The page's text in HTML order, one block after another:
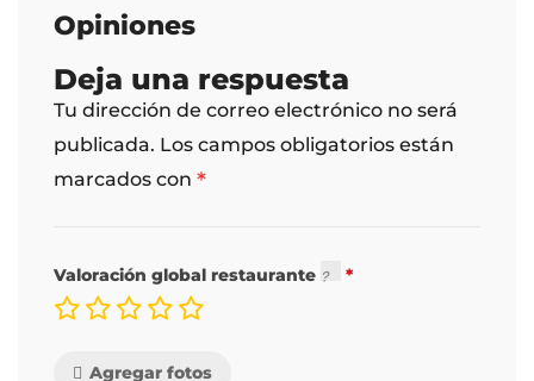
Opiniones
Deja una respuesta
Tu dirección de correo electrónico no será
publicada. Los campos obligatorios están
marcados con *
Valoración global restaurante
Agregar fotos